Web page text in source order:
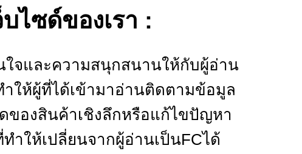
ไซด์ของเรา :
จและความสนุกสนานให้กับผู้อ่าน
ให้ผู้ที่ได้เข้ามาอ่านติดตามข้อมูล
ของสินค้าเชิงลึกหรือแก้ไขปัญหา
ให้เปลี่ยนจากผู้อ่านเป็นFCได้